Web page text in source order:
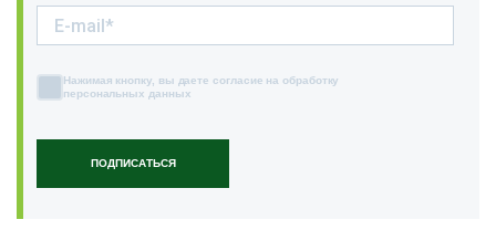
ПОДПИСАТЬСЯ
Нажимая кнопку, вы даете согласие на обработку
персональных данных